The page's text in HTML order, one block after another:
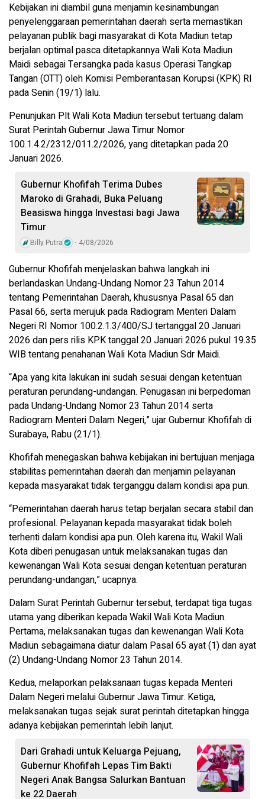
Kebijakan ini diambil guna menjamin kesinambungan
penyelenggaraan pemerintahan daerah serta memastikan
pelayanan publik bagi masyarakat di Kota Madiun tetap
berjalan optimal pasca ditetapkannya Wali Kota Madiun
Maidi sebagai Tersangka pada kasus Operasi Tangkap
Tangan (OTT) oleh Komisi Pemberantasan Korupsi (KPK) RI
pada Senin (19/1) lalu.
Penunjukan Plt Wali Kota Madiun tersebut tertuang dalam
Surat Perintah Gubernur Jawa Timur Nomor
100.1.4.2/2312/011.2/2026, yang ditetapkan pada 20
Januari 2026.
Gubernur Khofifah Terima Dubes
Maroko di Grahadi, Buka Peluang
Beasiswa hingga Investasi bagi Jawa
Timur
Billy Putra 4/08/2026
Gubernur Khofifah menjelaskan bahwa langkah ini
berlandaskan Undang-Undang Nomor 23 Tahun 2014
tentang Pemerintahan Daerah, khususnya Pasal 65 dan
Pasal 66, serta merujuk pada Radiogram Menteri Dalam
Negeri RI Nomor 100.2.1.3/400/SJ tertanggal 20 Januari
2026 dan pers rilis KPK tanggal 20 Januari 2026 pukul 19.35
WIB tentang penahanan Wali Kota Madiun Sdr Maidi.
“Apa yang kita lakukan ini sudah sesuai dengan ketentuan
peraturan perundang-undangan. Penugasan ini berpedoman
pada Undang-Undang Nomor 23 Tahun 2014 serta
Radiogram Menteri Dalam Negeri,” ujar Gubernur Khofifah di
Surabaya, Rabu (21/1).
Khofifah menegaskan bahwa kebijakan ini bertujuan menjaga
stabilitas pemerintahan daerah dan menjamin pelayanan
kepada masyarakat tidak terganggu dalam kondisi apa pun.
“Pemerintahan daerah harus tetap berjalan secara stabil dan
profesional. Pelayanan kepada masyarakat tidak boleh
terhenti dalam kondisi apa pun. Oleh karena itu, Wakil Wali
Kota diberi penugasan untuk melaksanakan tugas dan
kewenangan Wali Kota sesuai dengan ketentuan peraturan
perundang-undangan,” ucapnya.
Dalam Surat Perintah Gubernur tersebut, terdapat tiga tugas
utama yang diberikan kepada Wakil Wali Kota Madiun.
Pertama, melaksanakan tugas dan kewenangan Wali Kota
Madiun sebagaimana diatur dalam Pasal 65 ayat (1) dan ayat
(2) Undang-Undang Nomor 23 Tahun 2014.
Kedua, melaporkan pelaksanaan tugas kepada Menteri
Dalam Negeri melalui Gubernur Jawa Timur. Ketiga,
melaksanakan tugas sejak surat perintah ditetapkan hingga
adanya kebijakan pemerintah lebih lanjut.
Dari Grahadi untuk Keluarga Pejuang,
Gubernur Khofifah Lepas Tim Bakti
Negeri Anak Bangsa Salurkan Bantuan
ke 22 Daerah